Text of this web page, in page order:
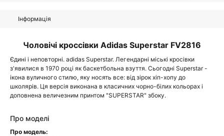
Інформація
Чоловічі кроссівки Adidas Superstar FV2816
Єдині і неповторні. adidas Superstar. Легендарні міські кросівки
з'явилися в 1970 році як баскетбольна взуття. Сьогодні Superstar -
ікона вуличного стилю, яку носять все: від зірок хіп-хопу до
школярів. Ця версія виконана в класичних чорно-білих кольорах і
доповнена величезним принтом "SUPERSTAR" збоку.
Про моделі
Про модель: